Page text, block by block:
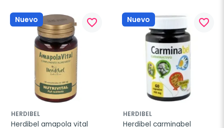
Nuevo favorite_border
HERDIBEL
Herdibel amapola vital
Nuevo favorite_border
HERDIBEL
Herdibel carminabel